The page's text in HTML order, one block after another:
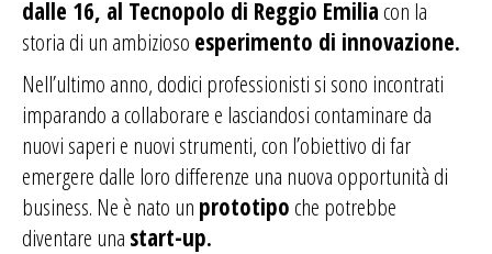
dalle 16, al Tecnopolo di Reggio Emilia con la
storia di un ambizioso esperimento di innovazione.
Nell’ultimo anno, dodici professionisti si sono incontrati
imparando a collaborare e lasciandosi contaminare da
nuovi saperi e nuovi strumenti, con l’obiettivo di far
emergere dalle loro differenze una nuova opportunità di
business. Ne è nato un prototipo che potrebbe
diventare una start-up.